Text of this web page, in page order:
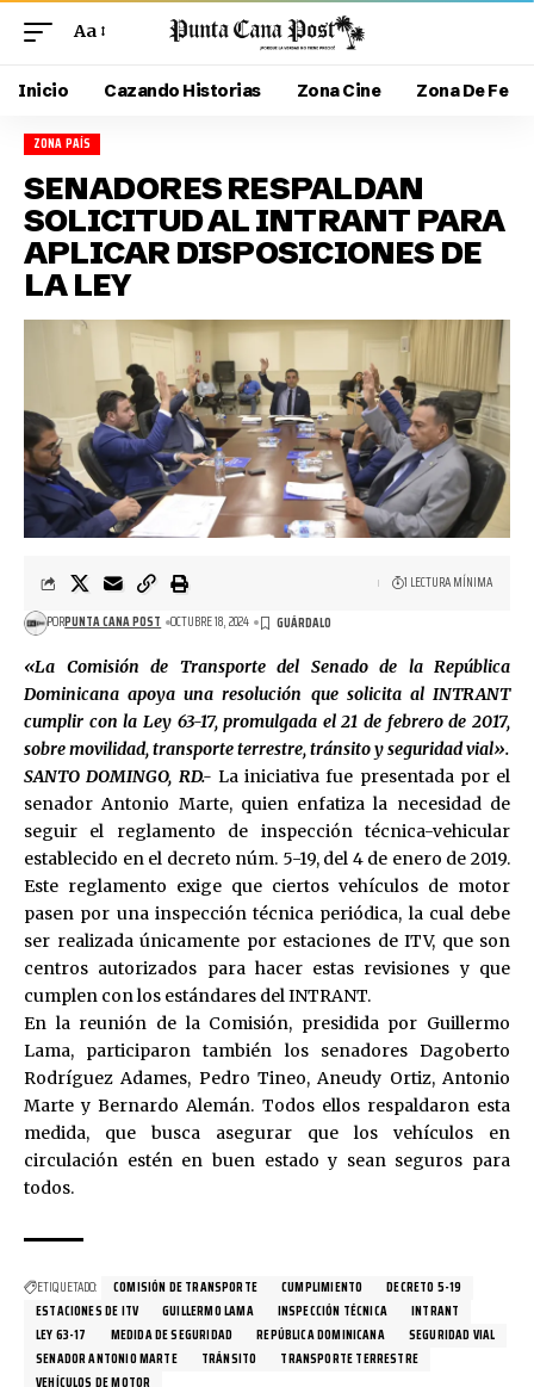
Aa
Inicio Cazando Historias Zona Cine Zona De Fe
ZONA PAÍS
SENADORES RESPALDAN
SOLICITUD AL INTRANT PARA
APLICAR DISPOSICIONES DE
LA LEY
PORPUNTA CANA POST OCTUBRE 18, 2024
1 LECTURA MÍNIMA
«La Comisión de Transporte del Senado de la República
Dominicana apoya una resolución que solicita al INTRANT
cumplir con la Ley 63-17, promulgada el 21 de febrero de 2017,
sobre movilidad, transporte terrestre, tránsito y seguridad vial».
SANTO DOMINGO, RD.- La iniciativa fue presentada por el
senador Antonio Marte, quien enfatiza la necesidad de
seguir el reglamento de inspección técnica-vehicular
establecido en el decreto núm. 5-19, del 4 de enero de 2019.
Este reglamento exige que ciertos vehículos de motor
pasen por una inspección técnica periódica, la cual debe
ser realizada únicamente por estaciones de ITV, que son
centros autorizados para hacer estas revisiones y que
cumplen con los estándares del INTRANT.
En la reunión de la Comisión, presidida por Guillermo
Lama, participaron también los senadores Dagoberto
Rodríguez Adames, Pedro Tineo, Aneudy Ortiz, Antonio
Marte y Bernardo Alemán. Todos ellos respaldaron esta
medida, que busca asegurar que los vehículos en
circulación estén en buen estado y sean seguros para
todos.
ETIQUETADO: COMISIÓN DE TRANSPORTE CUMPLIMIENTO
DECRETO 5-19
ESTACIONES DE ITV
GUILLERMO LAMA INSPECCIÓN TÉCNICA
INTRANT
LEY 63-17
MEDIDA DE SEGURIDAD REPÚBLICA DOMINICANA
SEGURIDAD VIAL
SENADOR ANTONIO MARTE
TRÁNSITO
TRANSPORTE TERRESTRE
VEHÍCULOS DE MOTOR